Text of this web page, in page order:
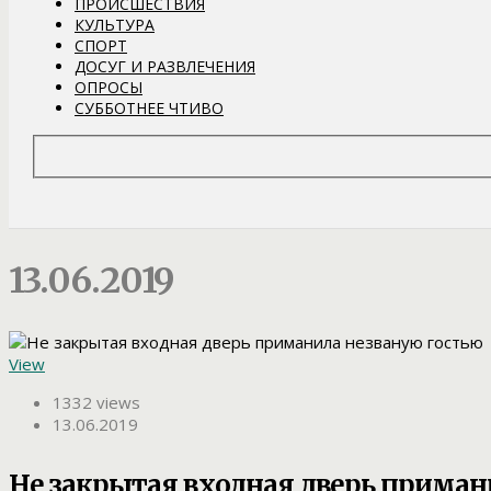
КУЛЬТУРА
СПОРТ
ДОСУГ И РАЗВЛЕЧЕНИЯ
ОПРОСЫ
СУББОТНЕЕ ЧТИВО
13.06.2019
View
1332 views
13.06.2019